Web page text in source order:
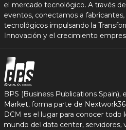
el mercado tecnológico. A través
eventos, conectamos a
tecnológicos impulsando la
Innovación y el crecimiento
BPS (Business Publications
Market, forma parte de
DCM es el lugar para conocer todo
mundo del data center, servidores,